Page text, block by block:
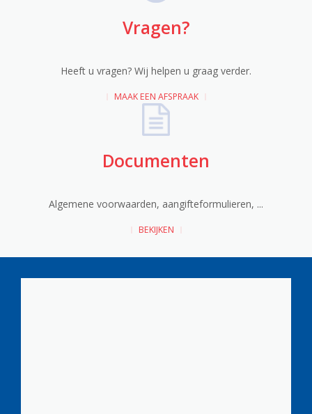
Vragen?
Heeft u vragen? Wij helpen u graag verder.
MAAK EEN AFSPRAAK
Documenten
Algemene voorwaarden, aangifteformulieren, ...
BEKIJKEN